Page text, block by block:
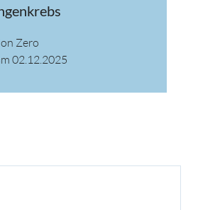
Zero
02.12.2025